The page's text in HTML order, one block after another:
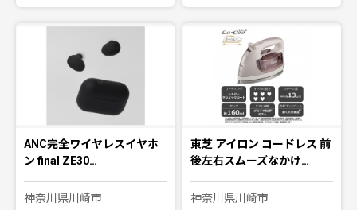
ANC完全ワイヤレスイヤホ
ン final ZE30…
神奈川県川崎市
東芝 アイロン コードレス 前
後左右スムーズなかけ…
神奈川県川崎市